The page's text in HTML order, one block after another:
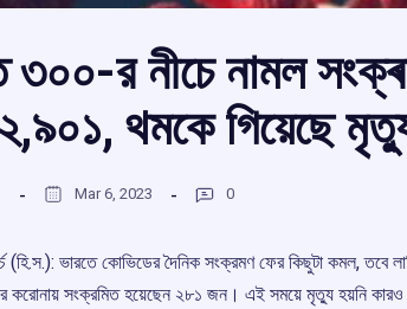
৩০০-র নীচে নামল
থমকে গিয়েছে
Mar 6, 2023 0
(হি.স.): ভারতে কোভিডের দৈনিক সংক্রমণ ফের কিছুটা কমল, তবে
করোনায় সংক্রমিত হয়েছেন ২৮১ জন। এই সময়ে মৃত্যু হয়নি কারও।